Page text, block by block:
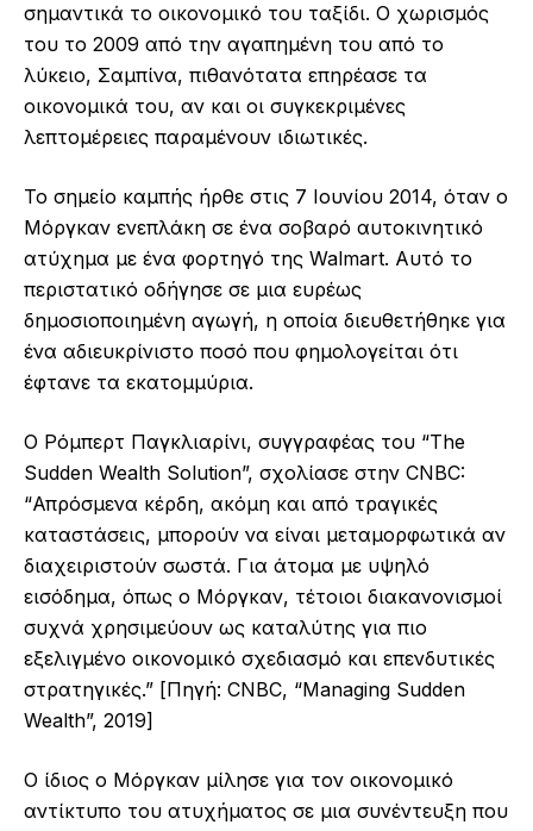
σημαντικά το οικονομικό του ταξίδι. Ο χωρισμός
του το 2009 από την αγαπημένη του από το
λύκειο, Σαμπίνα, πιθανότατα επηρέασε τα
οικονομικά του, αν και οι συγκεκριμένες
λεπτομέρειες παραμένουν ιδιωτικές.
Το σημείο καμπής ήρθε στις 7 Ιουνίου 2014, όταν ο
Μόργκαν ενεπλάκη σε ένα σοβαρό αυτοκινητικό
ατύχημα με ένα φορτηγό της Walmart. Αυτό το
περιστατικό οδήγησε σε μια ευρέως
δημοσιοποιημένη αγωγή, η οποία διευθετήθηκε για
ένα αδιευκρίνιστο ποσό που φημολογείται ότι
έφτανε τα εκατομμύρια.
Ο Ρόμπερτ Παγκλιαρίνι, συγγραφέας του “The
Sudden Wealth Solution”, σχολίασε στην CNBC:
“Απρόσμενα κέρδη, ακόμη και από τραγικές
καταστάσεις, μπορούν να είναι μεταμορφωτικά αν
διαχειριστούν σωστά. Για άτομα με υψηλό
εισόδημα, όπως ο Μόργκαν, τέτοιοι διακανονισμοί
συχνά χρησιμεύουν ως καταλύτης για πιο
εξελιγμένο οικονομικό σχεδιασμό και επενδυτικές
στρατηγικές.” [Πηγή: CNBC, “Managing Sudden
Wealth”, 2019]
Ο ίδιος ο Μόργκαν μίλησε για τον οικονομικό
αντίκτυπο του ατυχήματος σε μια συνέντευξη που